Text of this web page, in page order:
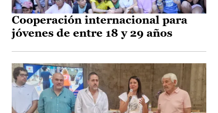
Cooperación internacional para
jóvenes de entre 18 y 29 años